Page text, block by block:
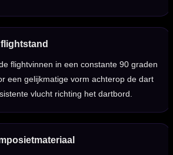
flightvinnen in een constante 90 graden
een gelijkmatige vorm achterop de dart
vlucht richting het dartbord.